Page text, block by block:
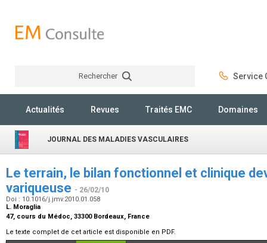
Rechercher Service
Actualités Revues Traités EMC Domaines
JOURNAL DES MALADIES VASCULAIRES
Le terrain, le bilan fonctionnel et clinique
variqueuse - 26/02/10
Doi : 10.1016/j.jmv.2010.01.058
L. Moraglia
47, cours du Médoc, 33300 Bordeaux, France
Le texte complet de cet article est disponible en PDF.